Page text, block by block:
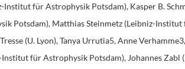
Institut für Astrophysik Potsdam), Kasper B.
Potsdam), Matthias Steinmetz (Leibniz-
(U. Lyon), Tanya Urrutia5, Anne
für Astrophysik Potsdam), Johannes Zabl